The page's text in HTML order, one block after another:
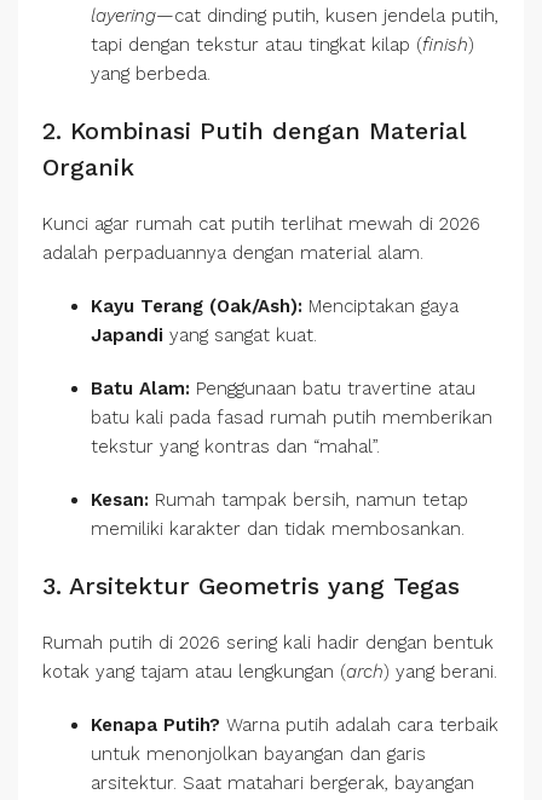
layering—cat dinding putih, kusen jendela putih,
tapi dengan tekstur atau tingkat kilap (finish)
yang berbeda.
2. Kombinasi Putih dengan Material
Organik
Kunci agar rumah cat putih terlihat mewah di 2026
adalah perpaduannya dengan material alam.
Kayu Terang (Oak/Ash): Menciptakan gaya
Japandi yang sangat kuat.
Batu Alam: Penggunaan batu travertine atau
batu kali pada fasad rumah putih memberikan
tekstur yang kontras dan “mahal”.
Kesan: Rumah tampak bersih, namun tetap
memiliki karakter dan tidak membosankan.
3. Arsitektur Geometris yang Tegas
Rumah putih di 2026 sering kali hadir dengan bentuk
kotak yang tajam atau lengkungan (arch) yang berani.
Kenapa Putih? Warna putih adalah cara terbaik
untuk menonjolkan bayangan dan garis
arsitektur. Saat matahari bergerak, bayangan